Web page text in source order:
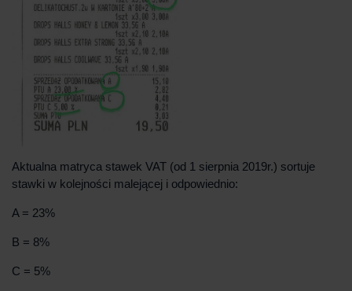
Aktualna matryca stawek VAT (od 1 sierpnia 2019r.) sortuje
stawki w kolejności malejącej i odpowiednio:
A = 23%
B = 8%
C = 5%